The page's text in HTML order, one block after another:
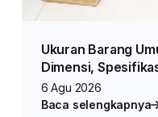
Ukuran Barang
Dimensi,
Produk untuk
6 Agu 2026
Baca selengkapnya